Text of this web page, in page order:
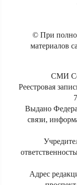
© При
материалов
СМИ
Реестровая
Выдано
связи,
Адрес